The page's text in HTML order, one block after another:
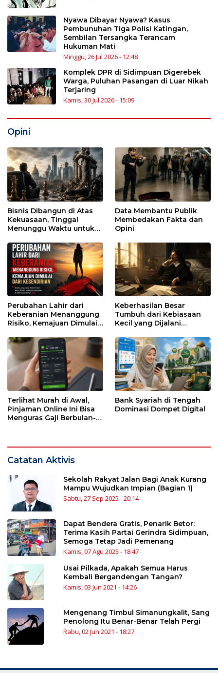
Nyawa Dibayar Nyawa? Kasus
Pembunuhan Tiga Polisi Katingan,
Sembilan Tersangka Terancam
Hukuman Mati
Minggu, 26 Jul 2026 - 12:48
Komplek DPR di Sidimpuan Digerebek
Warga, Puluhan Pasangan di Luar Nikah
Terjaring
Kamis, 30 Jul 2026 - 15:09
Opini
Bisnis Dibangun di Atas
Kekuasaan, Tinggal
Menunggu Waktu untuk
Data Membantu Publik
Membedakan Fakta dan
Opini
Perubahan Lahir dari
Keberanian Menanggung
Risiko, Kemajuan Dimulai
Keberhasilan Besar
Tumbuh dari Kebiasaan
Kecil yang Dijalani
Terlihat Murah di Awal,
Pinjaman Online Ini Bisa
Menguras Gaji Berbulan-
Bank Syariah di Tengah
Dominasi Dompet Digital
Catatan Aktivis
Sekolah Rakyat Jalan Bagi Anak Kurang
Mampu Wujudkan Impian (Bagian 1)
Sabtu, 27 Sep 2025 - 20:14
Dapat Bendera Gratis, Penarik Betor:
Terima Kasih Partai Gerindra Sidimpuan,
Semoga Tetap Jadi Pemenang
Kamis, 07 Agu 2025 - 18:47
Usai Pilkada, Apakah Semua Harus
Kembali Bergandengan Tangan?
Kamis, 03 Jun 2021 - 14:26
Mengenang Timbul Simanungkalit, Sang
Penolong Itu Benar-Benar Telah Pergi
Rabu, 02 Jun 2021 - 18:27